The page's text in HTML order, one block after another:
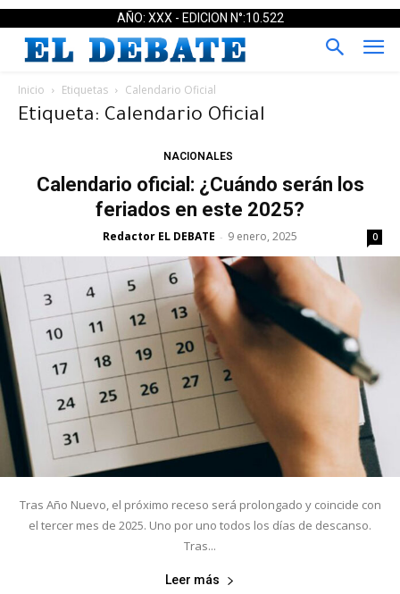
AÑO: XXX - EDICION N°:10.522
Inicio Etiquetas Calendario Oficial
Etiqueta: Calendario Oficial
NACIONALES
Calendario oficial: ¿Cuándo serán los
feriados en este 2025?
Redactor EL DEBATE - 9 enero, 2025 0
Tras Año Nuevo, el próximo receso será prolongado y coincide con
el tercer mes de 2025. Uno por uno todos los días de descanso.
Tras...
Leer más